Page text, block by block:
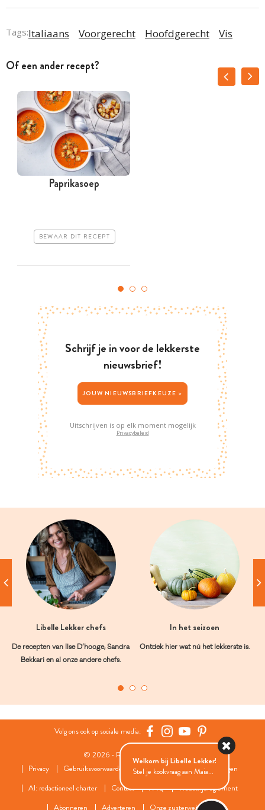
Tags:Italiaans Voorgerecht Hoofdgerecht Vis
Of een ander recept?
Paprikasoep
BEWAAR DIT RECEPT
Schrijf je in voor de lekkerste
nieuwsbrief!
JOUW NIEUWSBRIEFKEUZE >
Uitschrijven is op elk moment mogelijk
Privacybeleid
Libelle Lekker chefs
De recepten van Ilse D’hooge, Sandra
Bekkari en al onze andere chefs.
In het seizoen
Ontdek hier wat nú het lekkerste is.
Volg ons ook op sociale media:
© 2026 - Roularta Media Group
Privacy
Gebruiksvoorwaarden Cookies
Cookies instellingen
AI: redactioneel charter
Contact FAQ
Wedstrijdreglement
Abonneren
Adverteren Onze zusterwebsites
Welkom bij Libelle Lekker!
Stel je kookvraag aan Maia...